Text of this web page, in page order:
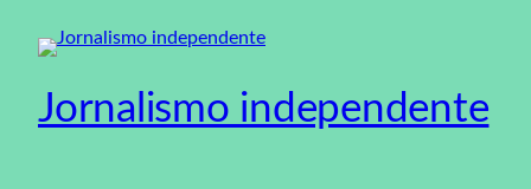
para
conteúdo
Jornalismo independente